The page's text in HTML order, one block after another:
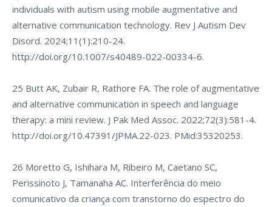
individuals with autism using mobile augmentative and
alternative communication technology. Rev J Autism Dev
Disord. 2024;11(1):210-24.
http://doi.org/10.1007/s40489-022-00334-6.
25 Butt AK, Zubair R, Rathore FA. The role of augmentative
and alternative communication in speech and language
therapy: a mini review. J Pak Med Assoc. 2022;72(3):581-4.
http://doi.org/10.47391/JPMA.22-023. PMid:35320253.
26 Moretto G, Ishihara M, Ribeiro M, Caetano SC,
Perissinoto J, Tamanaha AC. Interferência do meio
comunicativo da criança com transtorno do espectro do